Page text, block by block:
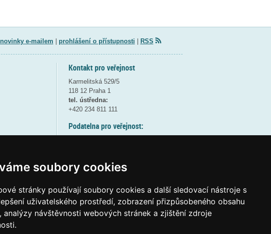
soubory cookies
stránky používají soubory cookies a další sledovací nástroje s
uživatelského prostředí, zobrazení přizpůsobeného obsahu
analýzy návštěvnosti webových stránek a zjištění zdroje
novinky e-mailem prohlášení o přístupnosti RSS
Kontakt pro veřejnost
Karmelitská 529/5
118 12 Praha 1
tel. ústředna:
+420 234 811 111
Podatelna pro veřejnost:
(více informací
Elektronická podatelna:
posta@msmtgov cz